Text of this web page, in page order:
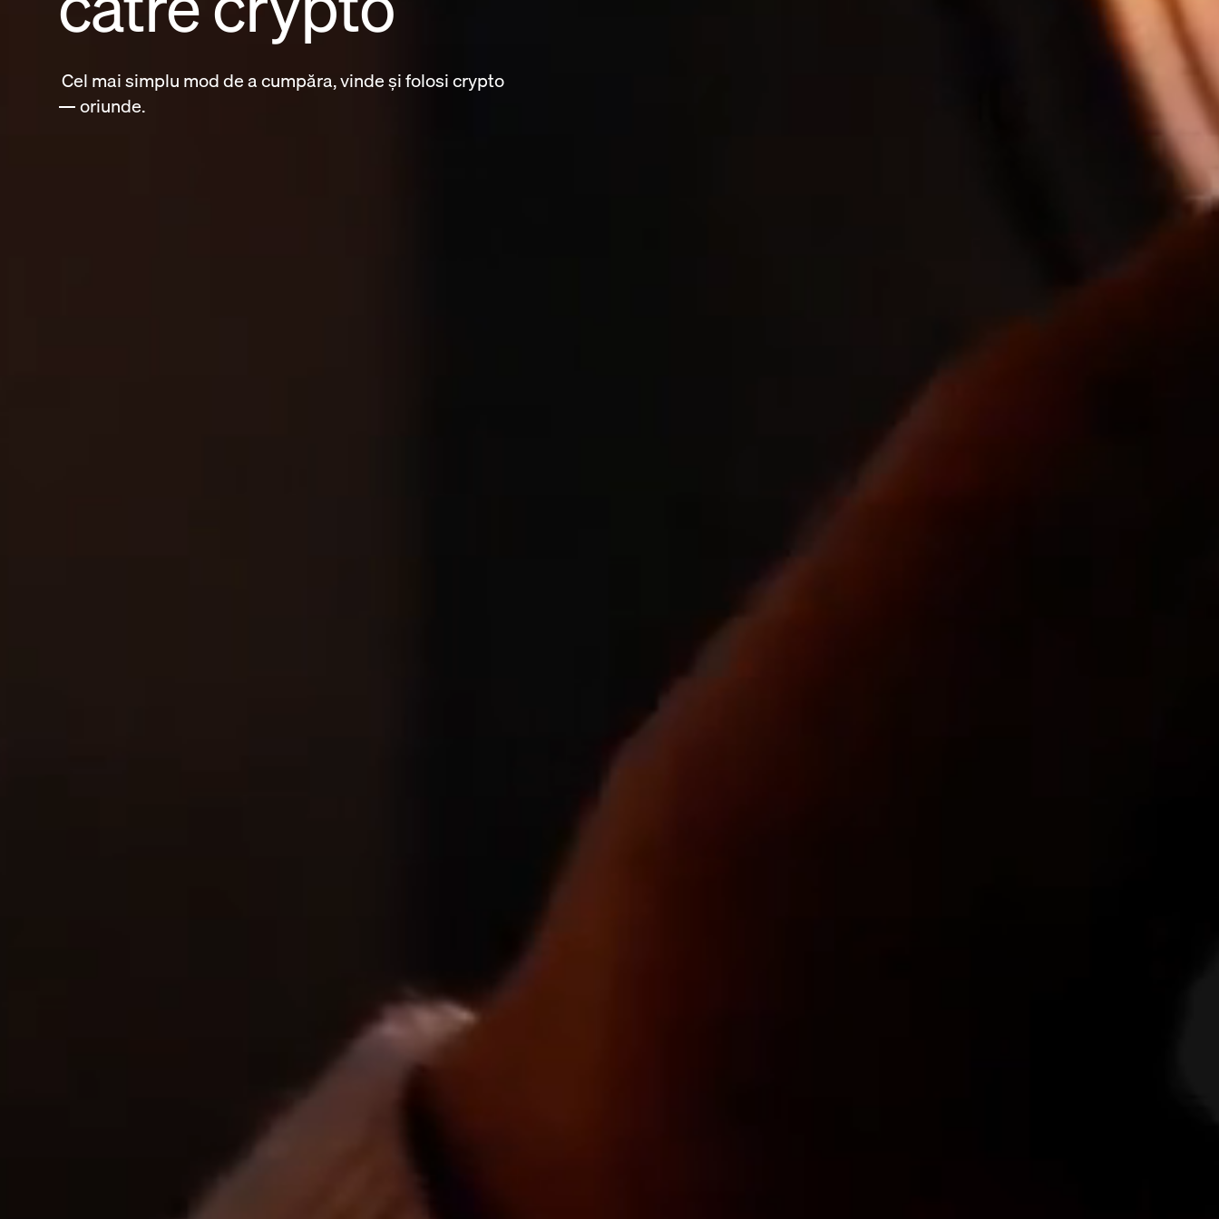
Cel mai simplu mod de a cumpăra, vinde și folosi crypto
— oriunde.